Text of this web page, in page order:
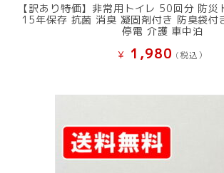
【訳あり特価】非常用トイレ 50回分 防災
15年保存 抗菌 消臭 凝固剤付き 防臭袋付
停電 介護 車中泊
¥ 1,980 (税込）